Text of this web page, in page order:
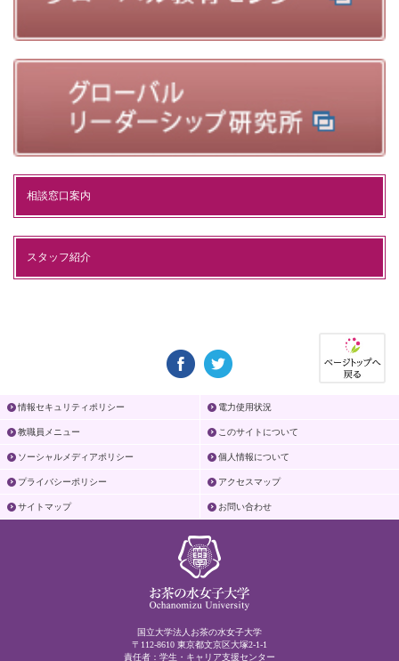
相談窓口案内
スタッフ紹介
情報セキュリティポリシー 電力使用状況
教職員メニュー このサイトについて
ソーシャルメディアポリシー 個人情報について
プライバシーポリシー アクセスマップ
サイトマップ お問い合わせ
国立大学法人お茶の水女子大学
〒112-8610 東京都文京区大塚2-1-1
責任者：学生・キャリア支援センター